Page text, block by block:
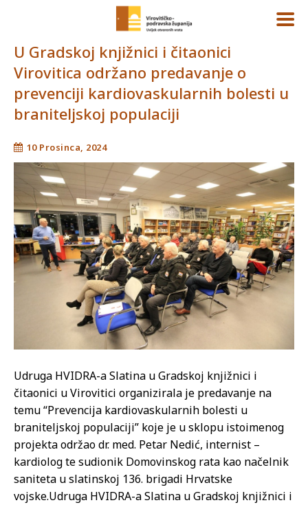
U Gradskoj knjižnici i čitaonici
Virovitica održano predavanje o
prevenciji kardiovaskularnih bolesti u
braniteljskoj populaciji
10 Prosinca, 2024
Udruga HVIDRA-a Slatina u Gradskoj knjižnici i
čitaonici u Virovitici organizirala je predavanje na
temu “Prevencija kardiovaskularnih bolesti u
braniteljskoj populaciji” koje je u sklopu istoimenog
projekta održao dr. med. Petar Nedić, internist –
kardiolog te sudionik Domovinskog rata kao načelnik
saniteta u slatinskoj 136. brigadi Hrvatske
vojske.Udruga HVIDRA-a Slatina u Gradskoj knjižnici i